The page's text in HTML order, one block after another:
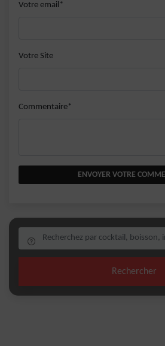
Votre email*
Votre Site
Commentaire*
ENVOYER VOTRE
Rechercher